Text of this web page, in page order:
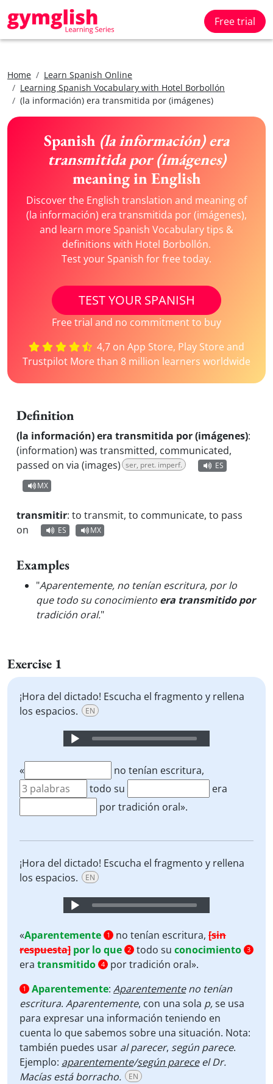
Free trial
Home
Learn Spanish Online
Learning Spanish Vocabulary with Hotel Borbollón
(la información) era transmitida por (imágenes)
Spanish (la información) era
transmitida por (imágenes)
meaning in English
Discover the English translation and meaning of
(la información) era transmitida por (imágenes),
and learn more Spanish Vocabulary tips &
definitions with Hotel Borbollón.
Test your Spanish for free today.
TEST YOUR SPANISH
Free trial and no commitment to buy
4,7 on App Store, Play Store and
Trustpilot More than 8 million learners worldwide
Definition
(la información) era transmitida por (imágenes):
(information) was transmitted, communicated,
passed on via (images) ser, pret. imperf.
ES
MX
transmitir: to transmit, to communicate, to pass
on
ES MX
Examples
"Aparentemente, no tenían escritura, por lo
que todo su conocimiento era transmitido por
tradición oral."
Exercise 1
¡Hora del dictado! Escucha el fragmento y rellena
los espacios.
EN
Audio
«
no tenían escritura,
todo su
era
por tradición oral».
¡Hora del dictado! Escucha el fragmento y rellena
los espacios.
EN
Audio
«Aparentemente 1 no tenían escritura, [sin
respuesta] por lo que 2 todo su conocimiento 3
era transmitido 4 por tradición oral».
1 Aparentemente: Aparentementeno tenían
escritura. Aparentemente, con una sola p,se usa
para expresar una información teniendo en
cuenta lo que sabemos sobre una situación. Nota:
también puedes usar al parecer, según parece.
Ejemplo: aparentemente/según pareceel Dr.
Macías está borracho.
EN